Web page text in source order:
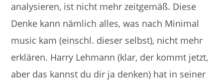
analysieren, ist nicht mehr zeitgemäß. Diese
Denke kann nämlich alles, was nach Minimal
music kam (einschl. dieser selbst), nicht mehr
erklären. Harry Lehmann (klar, der kommt jetzt,
aber das kannst du dir ja denken) hat in seiner